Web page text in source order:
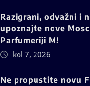
Razigrani, odvažni i
upoznajte nove
Parfumeriji M!
kol 7, 2026
Ne propustite novu